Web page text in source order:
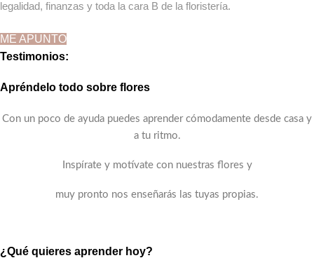
legalidad, finanzas y toda la cara B de la floristería.
ME APUNTO
Testimonios:
Apréndelo todo sobre flores
Con un poco de ayuda puedes aprender cómodamente desde casa y
a tu ritmo.
Inspírate y motívate con nuestras flores y
muy pronto nos enseñarás las tuyas propias.
¿Qué quieres aprender hoy?